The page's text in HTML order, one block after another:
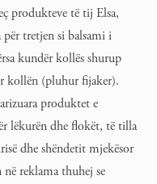
produkteve të tij Elsa,
tretjen si balsami i
kundër kollës shurup
kollën (pluhur fijaker).
produktet e
lëkurën dhe flokët, të tilla
dhe shëndetit mjekësor
reklama thuhej se